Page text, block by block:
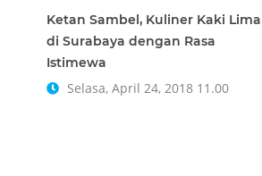
Ketan Sambel, Kuliner Kaki Lima
di Surabaya dengan Rasa
Istimewa
Selasa, April 24, 2018 11.00